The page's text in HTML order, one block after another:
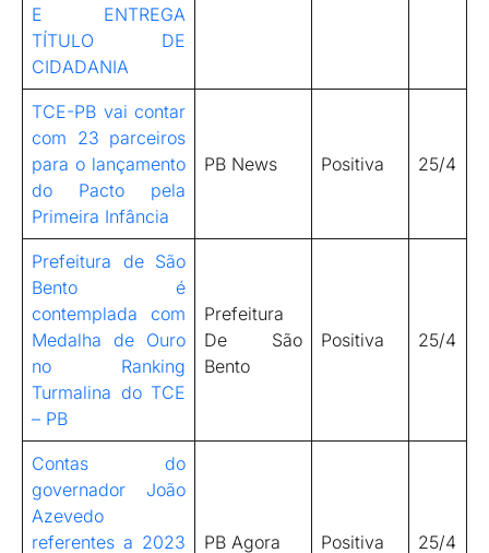
E ENTREGA
TÍTULO DE
CIDADANIA
TCE-PB vai contar
com 23 parceiros
para o lançamento
do Pacto pela
Primeira Infância
PB News Positiva 25/4
Prefeitura de São
Bento é
contemplada com
Medalha de Ouro
no Ranking
Turmalina do TCE
– PB
Prefeitura
De São
Bento
Positiva 25/4
Contas do
governador João
Azevedo
referentes a 2023
PB Agora Positiva 25/4